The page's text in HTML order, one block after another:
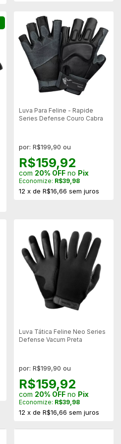
Luva Para Feline - Rapide
Series Defense Couro Cabra
por: R$199,90 ou
R$159,92
com 20% OFFno Pix
Economize: R$39,98
12 x de R$16,66 sem juros
Luva Tática Feline Neo Series
Defense Vacum Preta
por: R$199,90 ou
R$159,92
com 20% OFFno Pix
Economize: R$39,98
12 x de R$16,66 sem juros